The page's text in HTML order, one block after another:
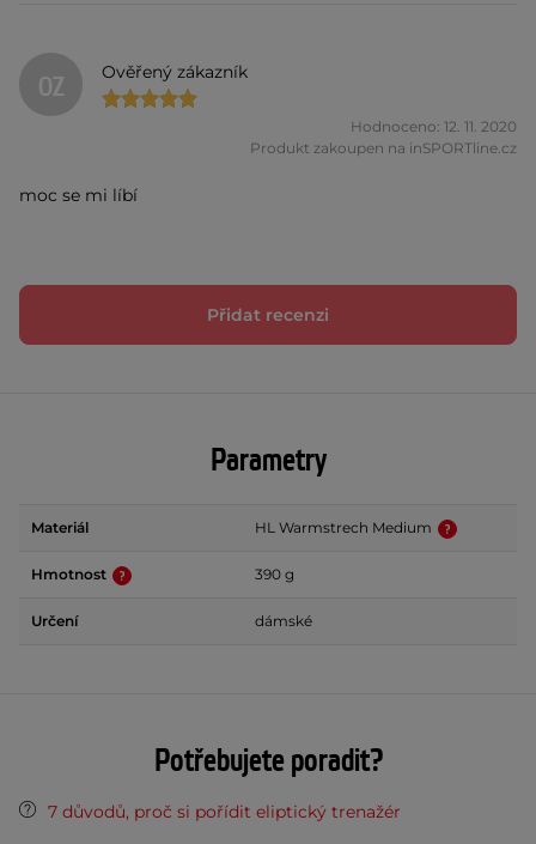
OZ Ověřený zákazník
Hodnoceno: 12. 11. 2020
Produkt zakoupen na inSPORTline.cz
moc se mi líbí
Přidat recenzi
Parametry
Materiál HL Warmstrech Medium
Hmotnost 390 g
Určení dámské
Potřebujete poradit?
7 důvodů, proč si pořídit eliptický trenažér